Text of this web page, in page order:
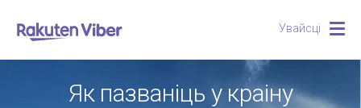
Увайсці
Як пазваніць у краіну